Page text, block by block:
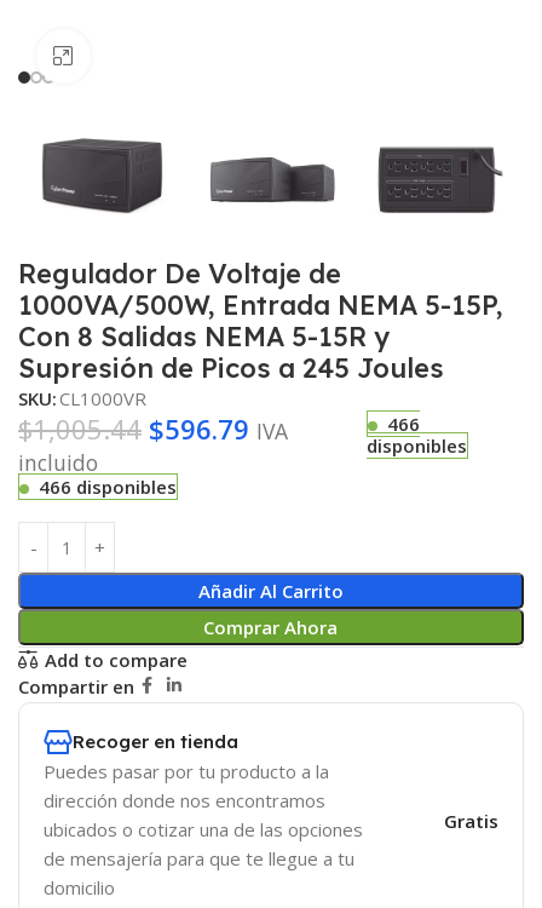
Regulador De Voltaje de
1000VA/500W, Entrada NEMA 5-15P,
Con 8 Salidas NEMA 5-15R y
Supresión de Picos a 245 Joules
SKU:CL1000VR
$1,005.44 $596.79 IVA
incluido
466
disponibles
466 disponibles
Añadir Al Carrito
Comprar Ahora
Add to compare
Compartir en
Recoger en tienda
Puedes pasar por tu producto a la
dirección donde nos encontramos
ubicados o cotizar una de las opciones
de mensajería para que te llegue a tu
domicilio
Gratis